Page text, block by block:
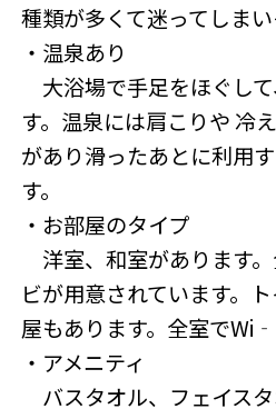
種類が多くて迷ってしまい
・温泉あり
大浴場で手足をほぐし
す。温泉には肩こりや 冷
があり滑ったあとに利用
す。
・お部屋のタイプ
洋室、和室があります
ビが用意されています。
屋もあります。全室で
・アメニティ
バスタオル、フェイス